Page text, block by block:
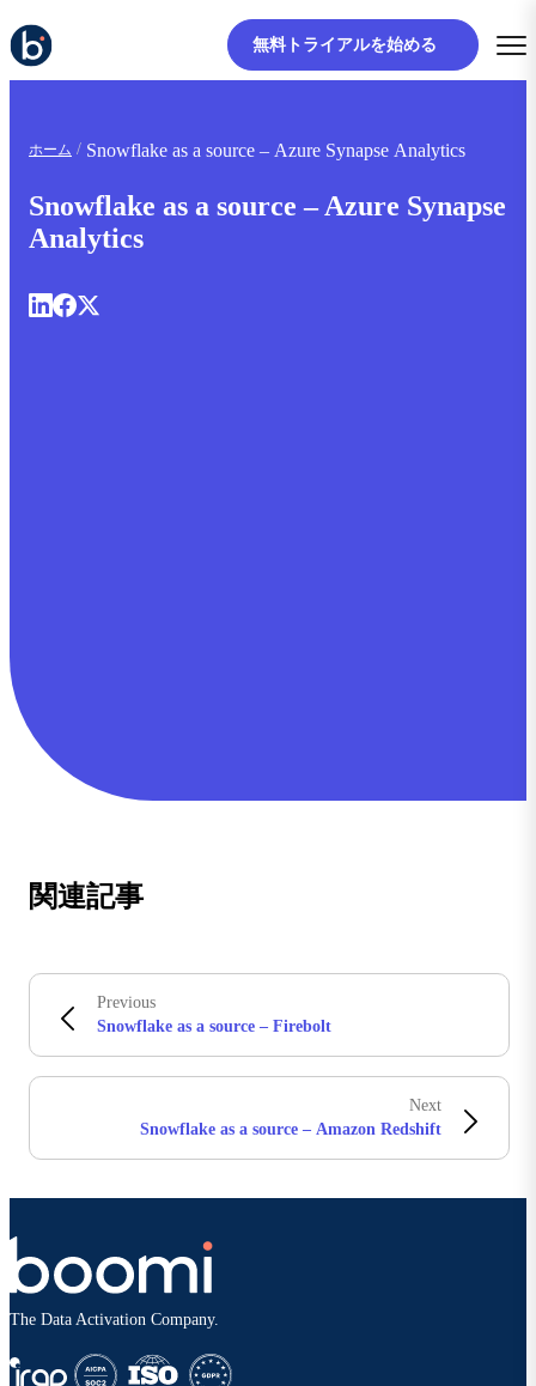
無料トライアルを始める
ホーム Snowflake as a source – Azure Synapse Analytics
Snowflake as a source – Azure Synapse
Analytics
関連記事
Previous
Snowflake as a source – Firebolt
Next
Snowflake as a source – Amazon Redshift
The Data Activation Company.